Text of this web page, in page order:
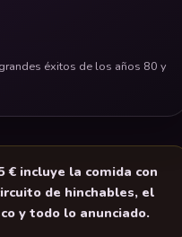
éxitos de los años 80 y
€ incluye la comida con
de hinchables, el
y todo lo anunciado.